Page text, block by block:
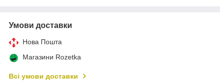
Умови доставки
Нова Пошта
Магазини Rozetka
Всі умови доставки